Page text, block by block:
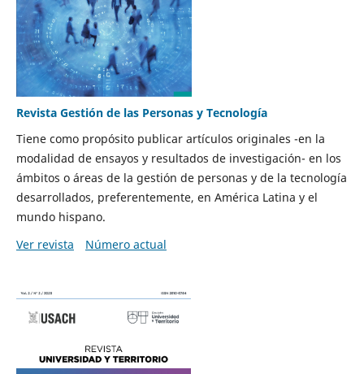
Revista Gestión de las Personas y Tecnología
Tiene como propósito publicar artículos originales -en la
modalidad de ensayos y resultados de investigación- en los
ámbitos o áreas de la gestión de personas y de la tecnología
desarrollados, preferentemente, en América Latina y el
mundo hispano.
Ver revista
Número actual